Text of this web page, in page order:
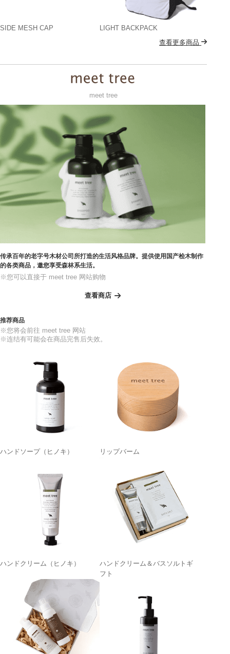
SIDE MESH CAP
LIGHT BACKPACK
查看更多商品
meet tree
传承百年的老字号木材公司所打造的生活风格品牌。提供使用国产桧木制作
的各类商品，邀您享受森林系生活。
※您可以直接于 meet tree 网站购物
查看商店
推荐商品
※您将会前往 meet tree 网站
※连结有可能会在商品完售后失效。
ハンドソープ（ヒノキ） リップバーム
ハンドクリーム（ヒノキ）
ハンドクリーム＆バスソルトギ
フト